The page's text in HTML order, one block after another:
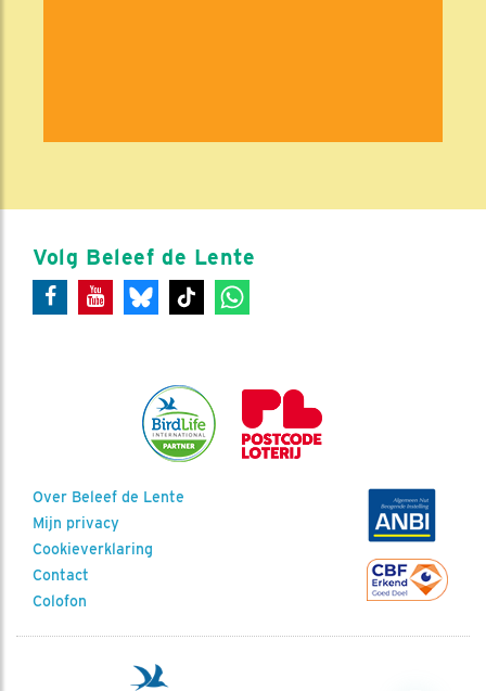
Volg Beleef de Lente
Over Beleef de Lente
Mijn privacy
Cookieverklaring
Contact
Colofon